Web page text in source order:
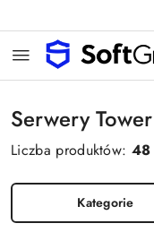
Serwery Tower
Liczba produktów: 48
Kategorie